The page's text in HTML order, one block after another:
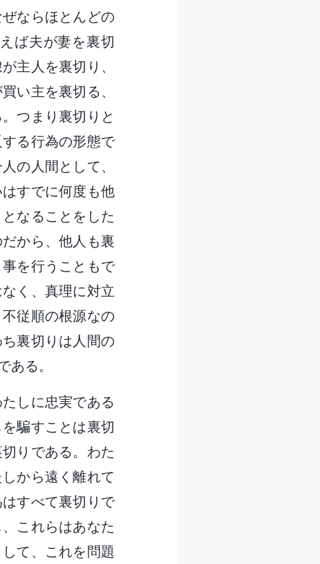
ならほとんどの
ば夫が妻を裏切
主人を裏切り、
い主を裏切る、
つまり裏切りと
る行為の形態で
の人間として、
すでに何度も他
なることをした
から、他人も裏
を行うこともで
く、真理に対立
従順の根源なの
裏切りは人間の
ある。
しに忠実である
騙すことは裏切
りである。わた
から遠く離れて
すべて裏切りで
これらはあなた
て、これを問題